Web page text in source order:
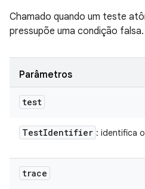
Chamado quando um teste
pressupõe uma condição falsa.
Parâmetros
test
TestIdentifier : identifica
trace